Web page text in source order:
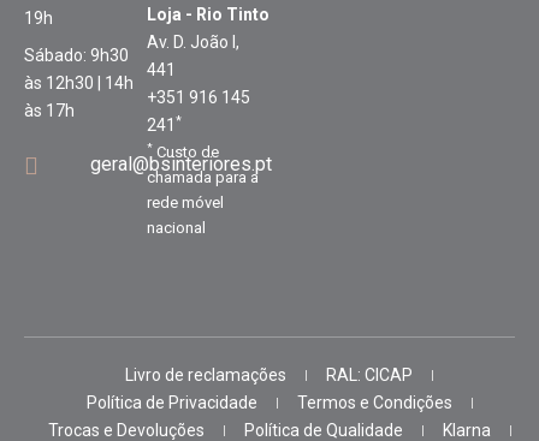
19h
Sábado: 9h30
às 12h30 | 14h
às 17h
geral@bsinteriores.pt
Loja - Rio Tinto
Av. D. João I,
441
+351 916 145
241 *
* Custo de
chamada para a
rede móvel
nacional
Livro de reclamações
RAL: CICAP
Política de Privacidade
Termos e Condições
Trocas e Devoluções
Política de Qualidade
Klarna